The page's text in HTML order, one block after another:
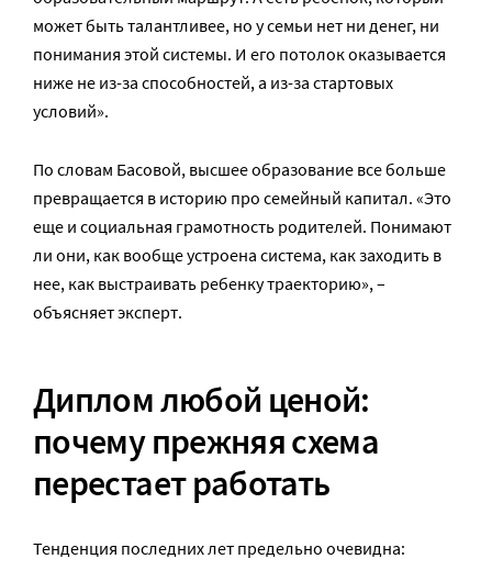
может быть талантливее, но у семьи нет ни денег, ни
понимания этой системы. И его потолок оказывается
ниже не из-за способностей, а из-за стартовых
условий».
По словам Басовой, высшее образование все больше
превращается в историю про семейный капитал. «Это
еще и социальная грамотность родителей. Понимают
ли они, как вообще устроена система, как заходить в
нее, как выстраивать ребенку траекторию», –
объясняет эксперт.
Диплом любой ценой:
почему прежняя схема
перестает работать
Тенденция последних лет предельно очевидна: